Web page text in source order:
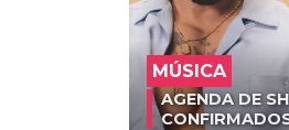
MÚSICA
AGENDA DE